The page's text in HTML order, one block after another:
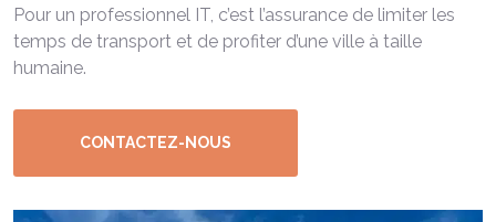
Pour un professionnel IT, c’est l’assurance de limiter les
temps de transport et de profiter d’une ville à taille
humaine.
CONTACTEZ-NOUS